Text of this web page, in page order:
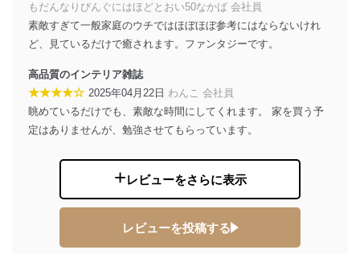
No
個人情報の種類 利用目的
1
当社の定期購読サ
ービス等をご利用
の方の個人情報
購入商品の配送のため
商品代金回収のため
のため
閲覧履歴や購買履歴等の情報を分
析して、趣味・嗜好に
広告のため
当社にお問合わせ
いただいた方の個
人情報
お問い合わせ対応、トラブル対
処、オペレーター教育など応対品
質向上のため
カスタマーQ＆Aサイトの投稿内容
もだんなりびんぐにはほどとおい50なかば 会社員
素敵すぎて一般家庭のウチではほぼほぼ参考にはならないけれ
ど、見ているだけで癒されます。ファンタジーです。
高品質のインテリア雑誌
★★★★☆ 2025年04月22日 わんこ 会社員
眺めているだけでも、素敵な時間にしてくれます。 家を買う予
定はありませんが、勉強させてもらっています。
レビューをさらに表示
レビューを投稿する